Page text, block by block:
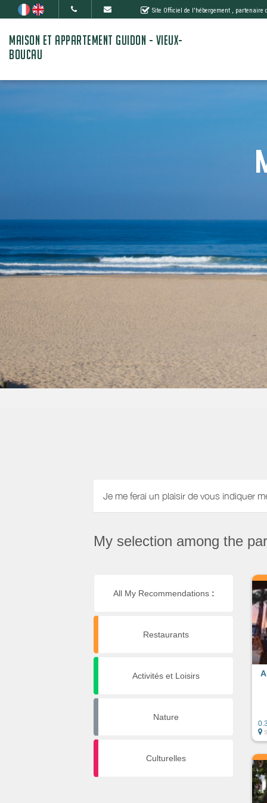
Site Officiel de l'hébergement , partenaire
MAISON ET APPARTEMENT GUIDON - VIEUX-
BOUCAU
Je me ferai un plaisir de vous indiquer
My selection among the
All My Recommendations :
Restaurants
Activités et Loisirs
Nature
Culturelles